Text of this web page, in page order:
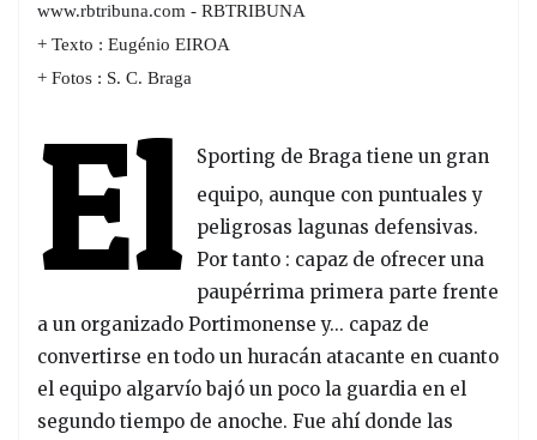
www.rbtribuna.com - RBTRIBUNA
+ Texto : Eugénio EIROA
+ Fotos : S. C. Braga
El
Sporting de Braga tiene un gran
equipo, aunque con puntuales y
peligrosas lagunas defensivas.
Por tanto : capaz de ofrecer una
paupérrima primera parte frente
a un organizado Portimonense y... capaz de
convertirse en todo un huracán atacante en cuanto
el equipo algarvío bajó un poco la guardia en el
segundo tiempo de anoche. Fue ahí donde las